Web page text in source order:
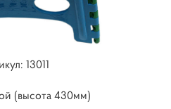
13011
(высота 430мм)